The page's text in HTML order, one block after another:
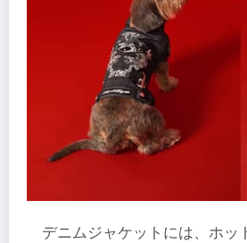
デニムジャケットには、ホッ